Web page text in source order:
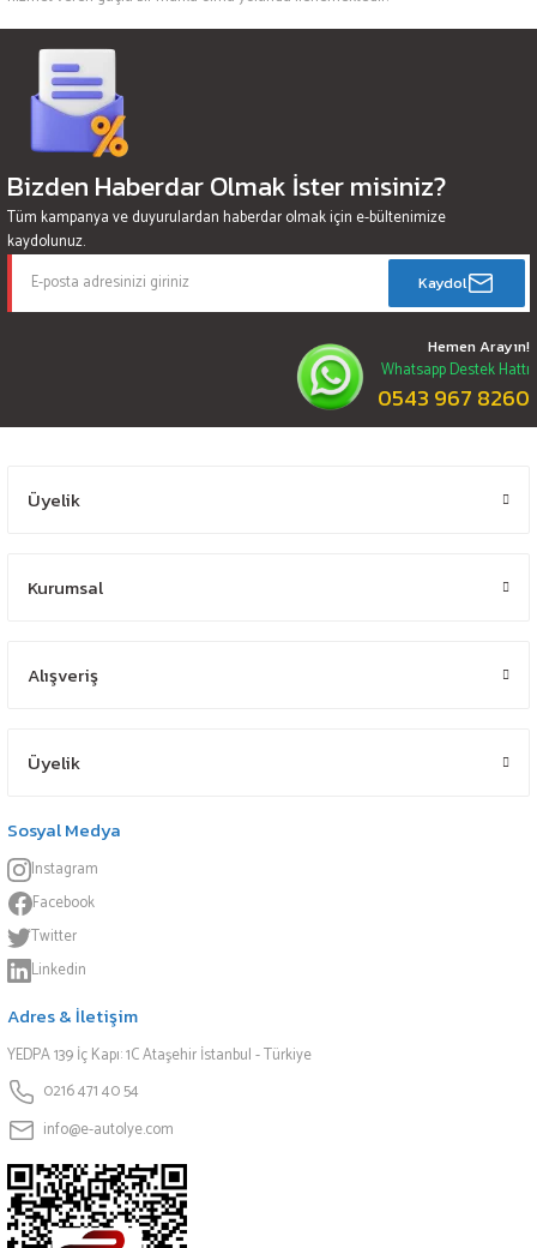
Bizden Haberdar Olmak İster misiniz?
Tüm kampanya ve duyurulardan haberdar olmak için e-bültenimize
kaydolunuz.
Kaydol
Hemen Arayın!
Whatsapp Destek Hattı
0543 967 8260
Üyelik
Kurumsal
Alışveriş
Üyelik
Sosyal Medya
Instagram
Facebook
Twitter
Linkedin
Adres & İletişim
YEDPA 139 İç Kapı: 1C Ataşehir İstanbul - Türkiye
0216 471 40 54
info@e-autolye.com